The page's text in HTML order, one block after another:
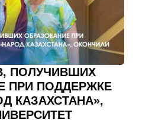
ПОЛУЧИВШИХ
ПРИ ПОДДЕРЖКЕ
КАЗАХСТАНА»,